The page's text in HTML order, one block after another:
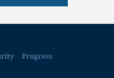
Progress